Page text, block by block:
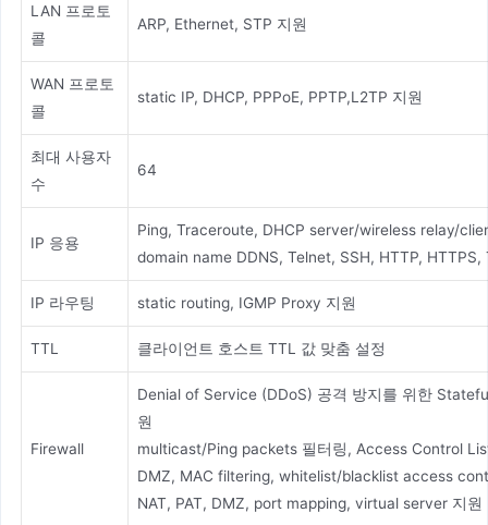
LAN 프로토
콜
ARP, Ethernet, STP 지원
WAN 프로토
콜
static IP, DHCP, PPPoE, PPTP,L2TP 지원
최대 사용자
수
64
IP 응용
Ping, Traceroute, DHCP server/wireless relay/
domain name DDNS, Telnet, SSH, HTTP, HTTPS,
IP 라우팅 static routing, IGMP Proxy 지원
TTL 클라이언트 호스트 TTL 값 맞춤 설정
Firewall
Denial of Service (DDoS) 공격 방지를 위한
원
multicast/Ping packets 필터링, Access Control
DMZ, MAC filtering, whitelist/blacklist access
NAT, PAT, DMZ, port mapping, virtual server 지원